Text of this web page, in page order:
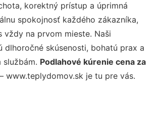
korektný prístup a úprimná
spokojnosť každého zákazníka,
vždy na prvom mieste. Naši
dlhoročné skúsenosti, bohatú prax a
službám. Podlahové kúrenie cena za
– www.teplydomov.sk je tu pre vás.